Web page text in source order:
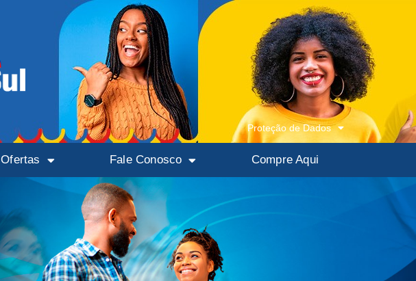
Proteção de Dados
Ofertas Fale Conosco Compre Aqui